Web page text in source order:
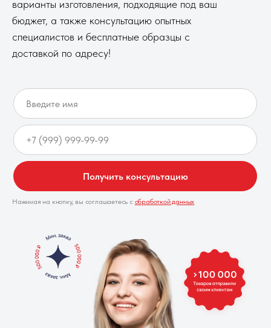
варианты изготовления, подходящие под ваш
бюджет, а также консультацию опытных
специалистов и бесплатные образцы с
доставкой по адресу!
Получить консультацию
Нажимая на кнопку, вы соглашаетесь с обработкой данных